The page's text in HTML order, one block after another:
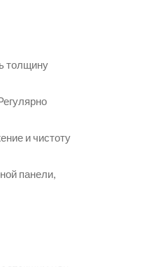
толщину
и чистоту
панели,